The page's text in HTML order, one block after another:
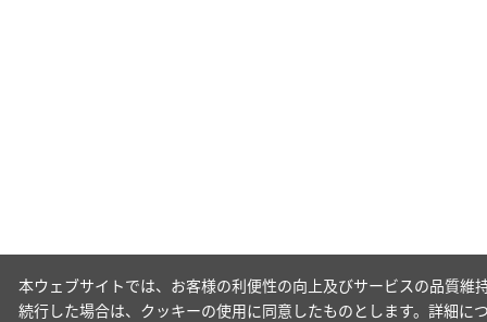
本ウェブサイトでは、お客様の利便性の向上及びサービスの品質
続行した場合は、クッキーの使用に同意したものとします。詳細